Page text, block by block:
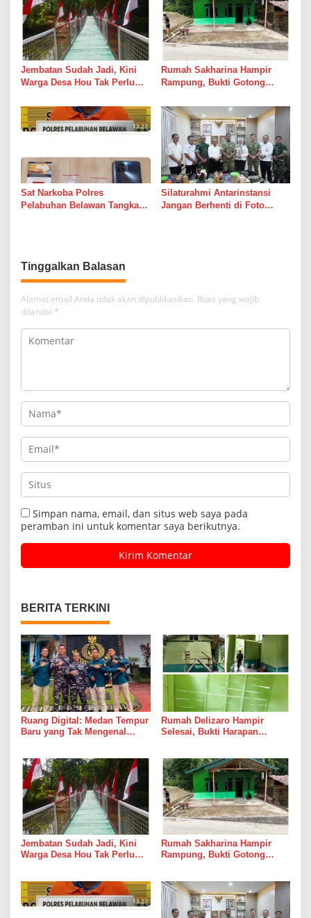
Jembatan Sudah Jadi, Kini
Warga Desa Hou Tak Perlu
Sungai
Rumah Sakharina Hampir
Rampung, Bukti Gotong
dari Janji Banyak Orang
Sat Narkoba Polres
Pelabuhan Belawan Tangkap
Silaturahmi Antarinstansi
Jangan Berhenti di Foto
Tinggalkan Balasan
Alamat email Anda tidak akan dipublikasikan. Ruas yang wajib
ditandai *
Simpan nama, email, dan situs web saya pada
peramban ini untuk komentar saya berikutnya.
BERITA TERKINI
Ruang Digital: Medan Tempur
Baru yang Tak Mengenal
Rumah Delizaro Hampir
Selesai, Bukti Harapan
Jembatan Sudah Jadi, Kini
Warga Desa Hou Tak Perlu
Rumah Sakharina Hampir
Rampung, Bukti Gotong